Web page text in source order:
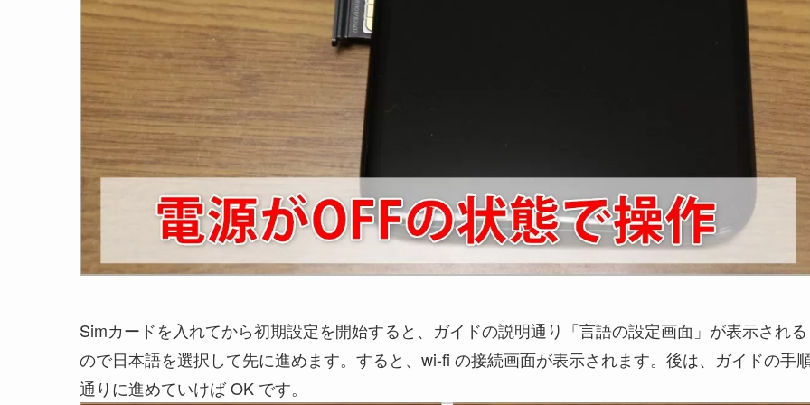
Simカードを入れてから初期設定を開始すると、ガイドの説明通り「言語の設定画面」が表示される
ので日本語を選択して先に進めます。すると、wi-fi の接続画面が表示されます。後は、ガイドの手
通りに進めていけば OK です。